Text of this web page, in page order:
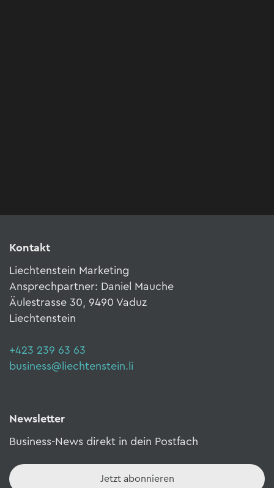
Kontakt
Liechtenstein Marketing
Ansprechpartner: Daniel Mauche
Äulestrasse 30, 9490 Vaduz
Liechtenstein
+423 239 63 63
business@liechtenstein.li
Newsletter
Business-News direkt in dein Postfach
Jetzt abonnieren